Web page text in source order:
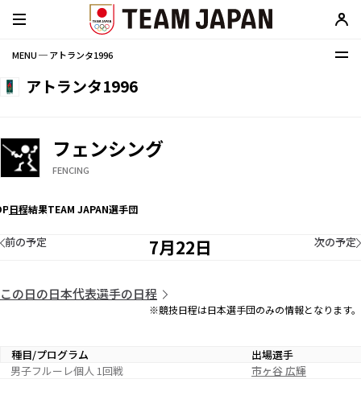
MENU ─ アトランタ1996
アトランタ1996
フェンシング
FENCING
日程結果TEAM JAPAN選手団
7月22日
前の予定 次の予定
この日の日本代表選手の日程
※競技日程は日本選手団のみの情報となります。
種目/プログラム
出場選手
男子フルーレ個人 1回戦
市ヶ谷 広輝